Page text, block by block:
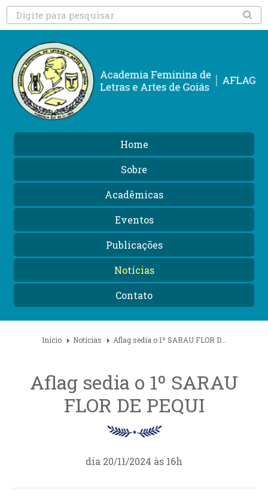
Home
Sobre
Acadêmicas
Eventos
Publicações
Notícias
Contato
Início Notícias Aflag sedia o 1º SARAU FLOR D...
Aflag sedia o 1º SARAU
FLOR DE PEQUI
dia 20/11/2024 às 16h